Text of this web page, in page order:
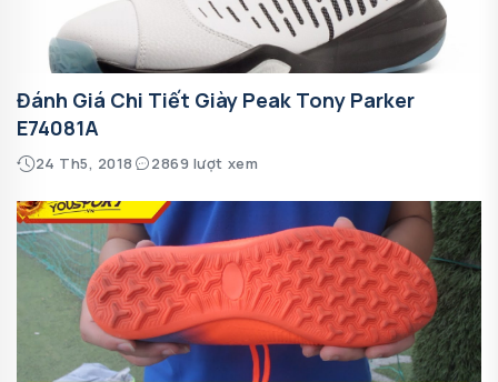
Đánh Giá Chi Tiết Giày Peak Tony Parker
E74081A
24 Th5, 2018 2869 lượt xem